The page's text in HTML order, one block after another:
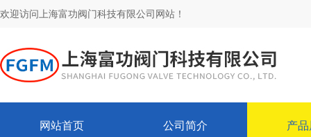
欢迎访问上海富功阀门科技有限公司网站！
网站首页 公司简介 产